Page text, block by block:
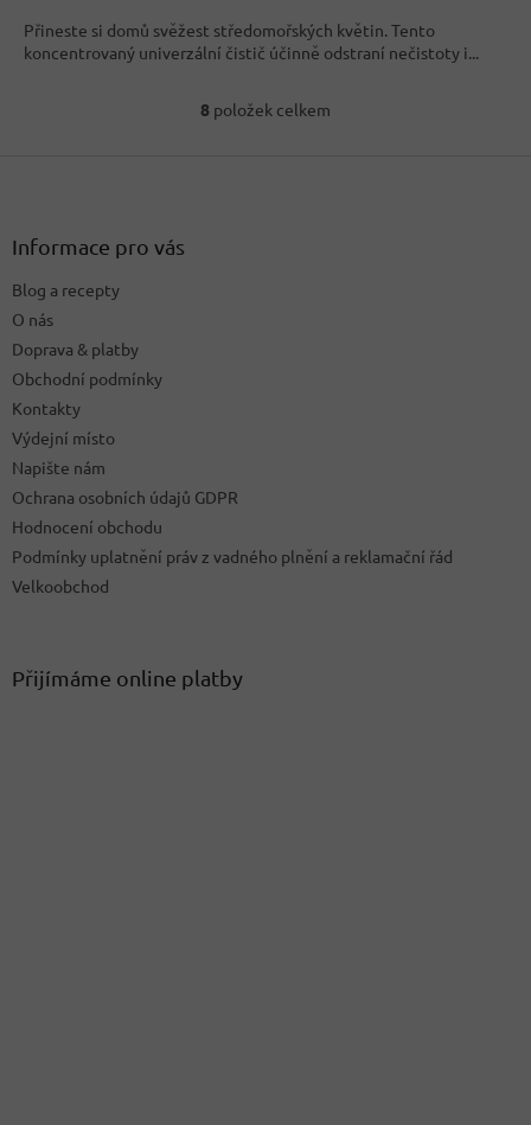
Přineste si domů svěžest středomořských květin. Tento
koncentrovaný univerzální čistič účinně odstraní nečistoty i...
O
8 položek celkem
Informace pro vás
Blog a recepty
O nás
Doprava & platby
Obchodní podmínky
Kontakty
Výdejní místo
Napište nám
Ochrana osobních údajů GDPR
Hodnocení obchodu
Podmínky uplatnění práv z vadného plnění a reklamační řád
Velkoobchod
Přijímáme online platby